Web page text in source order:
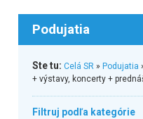
Podujatia
Ste tu: Celá SR» Podujatia
+ výstavy, koncerty +
Filtruj podľa kategórie